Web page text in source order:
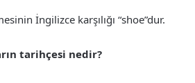
İngilizce karşılığı “shoe”dur.
tarihçesi nedir?